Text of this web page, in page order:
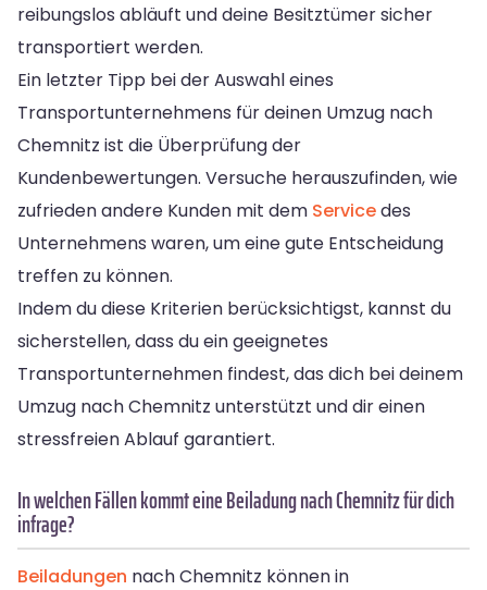
reibungslos abläuft und deine Besitztümer sicher
transportiert werden.
Ein letzter Tipp bei der Auswahl eines
Transportunternehmens für deinen Umzug nach
Chemnitz ist die Überprüfung der
Kundenbewertungen. Versuche herauszufinden, wie
zufrieden andere Kunden mit dem Servicedes
Unternehmens waren, um eine gute Entscheidung
treffen zu können.
Indem du diese Kriterien berücksichtigst, kannst du
sicherstellen, dass du ein geeignetes
Transportunternehmen findest, das dich bei deinem
Umzug nach Chemnitz unterstützt und dir einen
stressfreien Ablauf garantiert.
In welchen Fällen kommt eine Beiladung nach Chemnitz für dich
infrage?
Beiladungen nach Chemnitz können in